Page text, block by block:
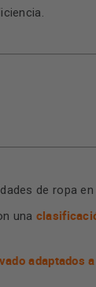
de ropa
una
adaptados